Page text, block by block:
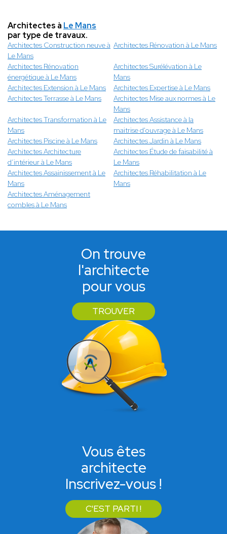
Architectes à Le Mans
par type de travaux.
Architectes Construction neuve à
Le Mans
Architectes Rénovation à Le Mans
Architectes Rénovation
énergétique à Le Mans
Architectes Surélévation à Le
Mans
Architectes Extension à Le Mans
Architectes Expertise à Le Mans
Architectes Terrasse à Le Mans
Architectes Mise aux normes à Le
Mans
Architectes Transformation à Le
Mans
Architectes Assistance à la
maitrise d'ouvrage à Le Mans
Architectes Piscine à Le Mans
Architectes Jardin à Le Mans
Architectes Architecture
d’intérieur à Le Mans
Architectes Étude de faisabilité à
Le Mans
Architectes Assainissement à Le
Mans
Architectes Réhabilitation à Le
Mans
Architectes Aménagement
combles à Le Mans
On trouve
l'architecte
pour vous
TROUVER
Vous êtes
architecte
Inscrivez-vous !
C'EST PARTI !